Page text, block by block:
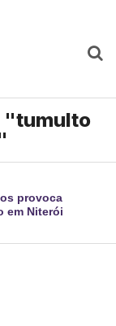
"tumulto
provoca
em Niterói